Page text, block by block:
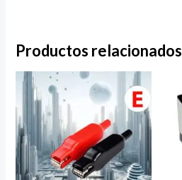
Productos relacionados